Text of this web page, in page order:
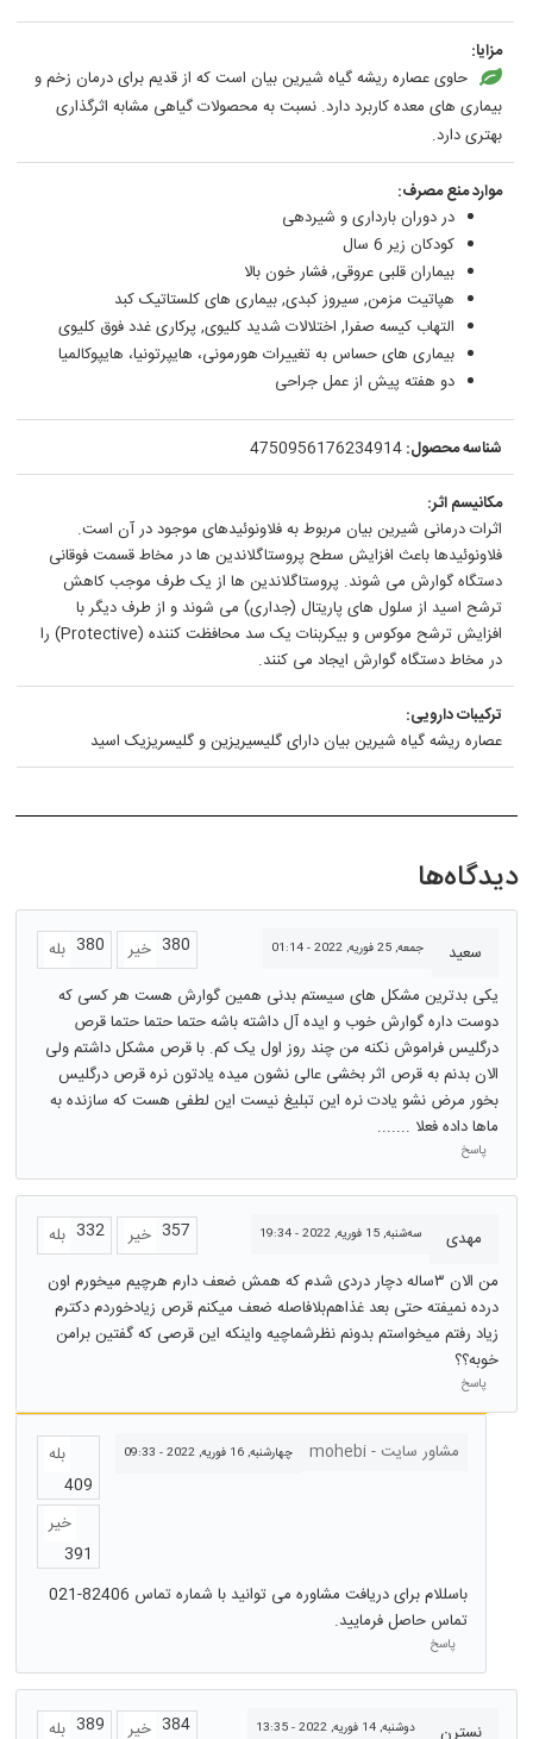
مزایا:
حاوی عصاره ریشه گیاه شیرین بیان است که از قدیم برای درمان زخم و
بیماری های معده کاربرد دارد. نسبت به محصولات گیاهی مشابه اثرگذاری
بهتری دارد.
موارد منع مصرف:
در دوران بارداری و شیردهی
کودکان زیر 6 سال
بیماران قلبی عروقی, فشار خون بالا
هپاتیت مزمن, سیروز کبدی, بیماری های کلستاتیک کبد
التهاب کیسه صفرا, اختلالات شدید کلیوی, پرکاری غدد فوق کلیوی
بیماری های حساس به تغییرات هورمونی، هایپرتونیا، هایپوکالمیا
دو هفته پیش از عمل جراحی
شناسه محصول:4750956176234914
مکانیسم اثر:
اثرات درمانی شیرین بیان مربوط به فلاونوئیدهای موجود در آن است.
فلاونوئیدها باعث افزایش سطح پروستاگلاندین ها در مخاط قسمت فوقانی
دستگاه گوارش می شوند. پروستاگلاندین ها از یک طرف موجب کاهش
ترشح اسید از سلول های پاریتال (جداری) می شوند و از طرف دیگر با
افزایش ترشح موکوس و بیکربنات یک سد محافظت کننده (Protective) را
در مخاط دستگاه گوارش ایجاد می کنند.
ترکیبات دارویی:
عصاره ريشه گياه شيرين بيان دارای گليسيريزين و گلیسریزیک اسید
دیدگاه‌ها
سعید جمعه, 25 فوریه, 2022 - 01:14 بله 380 خیر 380
یکی بدترین مشکل های سیستم بدنی همین گوارش هست هر کسی که
دوست داره گوارش خوب و ایده آل داشته باشه حتما حتما حتما قرص
درگلیس فراموش نکنه من چند روز اول یک کم. با قرص مشکل داشتم ولی
الان بدنم به قرص اثر بخشی عالی نشون میده یادتون نره قرص درگلیس
بخور مرض نشو یادت نره این تبلیغ نیست این لطفی هست که سازنده به
ماها داده فعلا .......
پاسخ
مهدی سه‌شنبه, 15 فوریه, 2022 - 19:34 بله 332 خیر 357
من الان ۳ساله دچار دردی شدم که همش ضعف دارم هرچیم میخورم اون
درده نمیفته حتی بعد غذاهم‌بلافاصله ضعف میکنم قرص زیادخوردم دکترم
زیاد رفتم میخواستم بدونم نظرشماچیه واینکه این قرصی که گفتین برامن
خوبه؟؟
پاسخ
مشاور سایت - mohebi چهارشنبه, 16 فوریه, 2022 - 09:33
بله
409
خیر
391
باسللام برای دریافت مشاوره می توانید با شماره تماس 82406-021
تماس حاصل فرمایید.
پاسخ
نسترن دوشنبه, 14 فوریه, 2022 - 13:35 بله 389 خیر 384